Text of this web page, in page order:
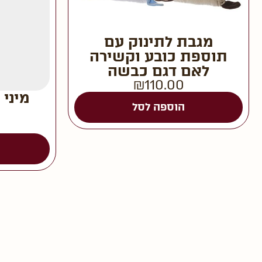
מגבת לתינוק עם
תוספת כובע וקשירה
לאם דגם כבשה
₪110.00
הוספה לסל